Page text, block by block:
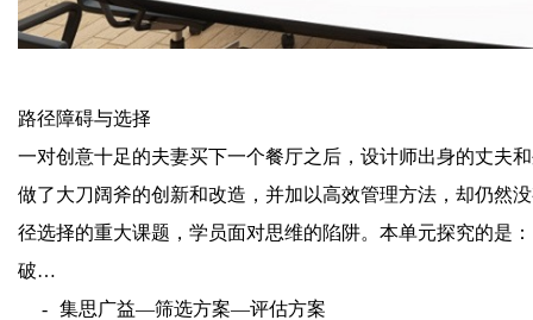
路径障碍与选择
一对创意十足的夫妻买下一个餐厅之后，设计师出身的丈夫
做了大刀阔斧的创新和改造，并加以高效管理方法，却仍然
径选择的重大课题，学员面对思维的陷阱。本单元探究的是
破…
-
集思广益—筛选方案—评估方案